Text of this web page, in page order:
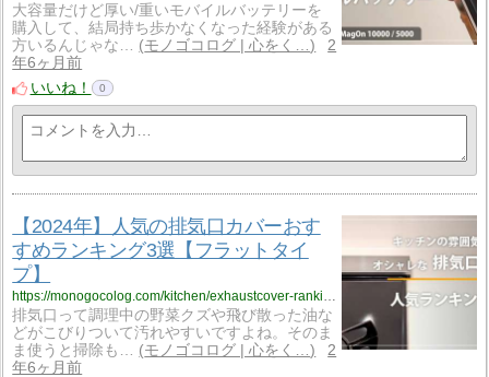
大容量だけど厚い/重いモバイルバッテリーを
購入して、結局持ち歩かなくなった経験がある
方いるんじゃな…
モノゴコログ | 心をく…
2
年6ヶ月前
いいね！
0
【2024年】人気の排気口カバーおす
すめランキング3選【フラットタイ
プ】
排気口って調理中の野菜クズや飛び散った油な
どがこびりついて汚れやすいですよね。そのま
ま使うと掃除も…
モノゴコログ | 心をく…
2
年6ヶ月前